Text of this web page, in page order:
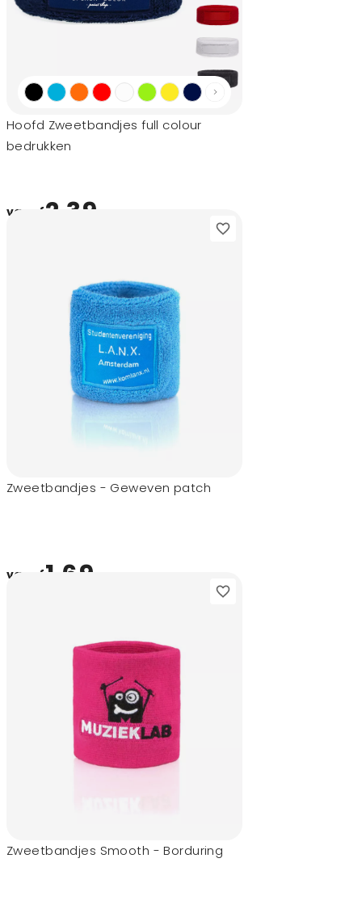
Hoofd Zweetbandjes full colour
bedrukken
vanaf2,39
Zweetbandjes - Geweven patch
vanaf1,69
Zweetbandjes Smooth - Borduring